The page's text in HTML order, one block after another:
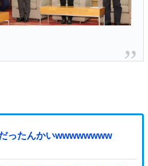
ったんかいwwwwwwww